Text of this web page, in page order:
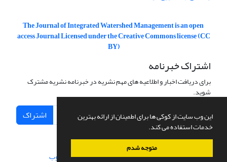
این وب سایت از کوکی ها برای اطمینان از ارائه بهترین
خدمات استفاده می کند.
متوجه شدم
The Journal of Integrated Watershed Management is an open
access Journal Licensed under the Creative Commons license (CC
BY)
اشتراک خبرنامه
برای دریافت اخبار و اطلاعیه های مهم نشریه در خبرنامه نشریه مشترک
شوید.
اشتراک
سامانه مدیریت نشریات علمی.طراحی و پیاده سازی از سیناوب